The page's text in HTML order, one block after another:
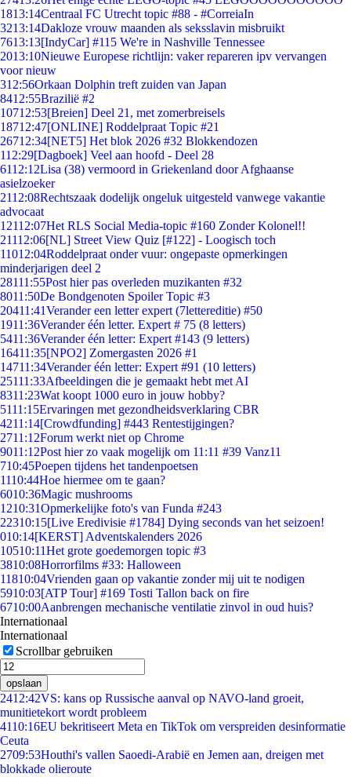
1813:14Centraal FC Utrecht topic #88 - #CorreiaIn
3213:14Dakloze vrouw maanden als seksslavin misbruikt
7613:13[IndyCar] #115 We're in Nashville Tennessee
2013:10Nieuwe Europese richtlijn: vaker repareren ipv vervangen
voor nieuw
312:56Orkaan Dolphin treft zuiden van Japan
8412:55Brazilië #2
10712:53[Breien] Deel 21, met zomerbreisels
18712:47[ONLINE] Roddelpraat Topic #21
26712:34[NET5] Het blok 2026 #32 Blokkendozen
112:29[Dagboek] Veel aan hoofd - Deel 28
6112:12Lisa (38) vermoord in Griekenland door Afghaanse
asielzoeker
2112:08Rechtszaak dodelijk ongeluk uitgesteld vanwege vakantie
advocaat
12112:07Het RLS Social Media-topic #160 Zonder Kolonel!!
21112:06[NL] Street View Quiz [#122] - Loogisch toch
11012:04Roddelpraat onder vuur: ongepaste opmerkingen
minderjarigen deel 2
28111:55Post hier pas overleden muzikanten #32
8011:50De Bondgenoten Spoiler Topic #3
20411:41Verander een letter expert (7lettereditie) #50
1911:36Verander één letter. Expert # 75 (8 letters)
5411:36Verander één letter: Expert #143 (9 letters)
16411:35[NPO2] Zomergasten 2026 #1
14711:34Verander één letter: Expert #91 (10 letters)
25111:33Afbeeldingen die je gemaakt hebt met AI
8311:23Wat koopt 1000 euro in jouw hobby?
5111:15Ervaringen met gezondheidsverklaring CBR
4211:14[Crowdfunding] #443 Rentestijgingen?
2711:12Forum werkt niet op Chrome
9011:12Post hier zo vaak mogelijk om 11:11 #39 Vanz11
710:45Poepen tijdens het tandenpoetsen
1110:44Hoe hiermee om te gaan?
6010:36Magic mushrooms
1210:31Opmerkelijke foto's van Funda #243
22310:15[Live Eredivisie #1784] Dying seconds van het seizoen!
010:14[KERST] Adventskalenders 2026
10510:11Het grote goedemorgen topic #3
3810:08Horrorfilms #33: Halloween
11810:04Vrienden gaan op vakantie zonder mij uit te nodigen
5910:03[ATP Tour] #169 Tosti Tallon back on fire
6710:00Aanbrengen mechanische ventilatie zinvol in oud huis?
Internationaal
Internationaal
Scrollbar gebruiken
opslaan
2412:42VS: kans op Russische aanval op NAVO-land groeit,
munitietekort wordt probleem
4110:16EU bekritiseert Meta en TikTok om verspreiden desinformatie
Ceuta
2709:53Houthi's vallen Saoedi-Arabië en Jemen aan, dreigen met
blokkade olieroute